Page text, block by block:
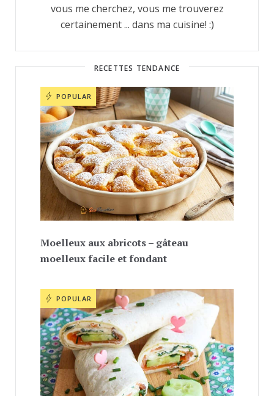
vous me cherchez, vous me trouverez
certainement ... dans ma cuisine! :)
RECETTES TENDANCE
POPULAR
Moelleux aux abricots – gâteau
moelleux facile et fondant
POPULAR